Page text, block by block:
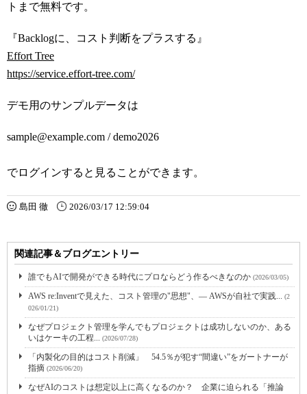
トまで無料です。
『Backlogに、コスト判断をプラスする』
Effort Tree
https://service.effort-tree.com/
デモ用のサンプルデータは
sample@example.com / demo2026
でログインすると見ることができます。
島田 徹 2026/03/17 12:59:04
関連記事＆ブログエントリー
誰でもAIで開発ができる時代にプロならどう作るべきなのか (2026/03/05)
AWS re:Inventで見えた、コスト管理の"思想"、― AWSが自社で実践... (2
026/01/21)
なぜプロジェクト管理を学んでもプロジェクトは成功しないのか、ある
いはケーキの工程... (2026/07/28)
「内製化の目的はコスト削減」 54.5％が犯す“間違い”をガートナーが
指摘 (2026/06/20)
なぜAIのコストは想定以上に高くなるのか？ 企業に迫られる「推論